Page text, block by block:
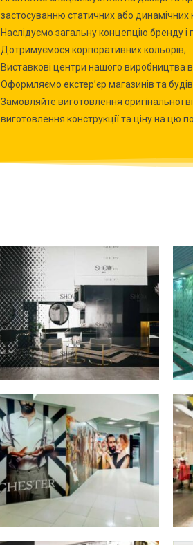
застосуванню статичних або динамічних
Наслідуємо загальну концепцію бренду
Дотримуємося корпоративних кольорів;
Виставкові центри нашого виробництва
Оформляємо екстер’єр магазинів та
Замовляйте виготовлення оригінальної
виготовлення конструкції та ціну на цю